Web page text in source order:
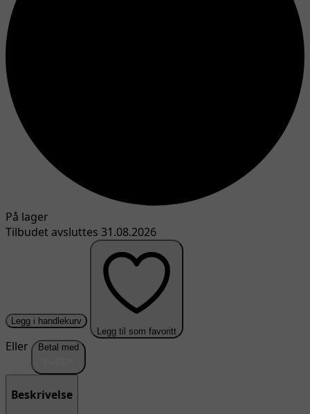
På lager
Tilbudet avsluttes 31.08.2026
Legg i handlekurv
Legg til som favoritt
Eller Betal med
Beskrivelse